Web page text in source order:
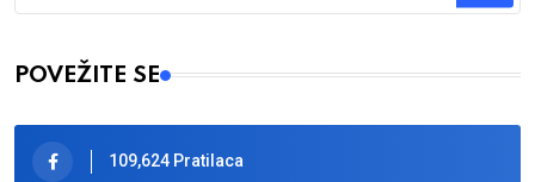
Type 2 or more characters for results.
POVEŽITE SE
109,624 Pratilaca